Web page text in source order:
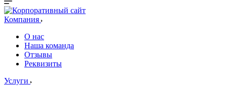
Компания
О нас
Наша команда
Отзывы
Реквизиты
Услуги